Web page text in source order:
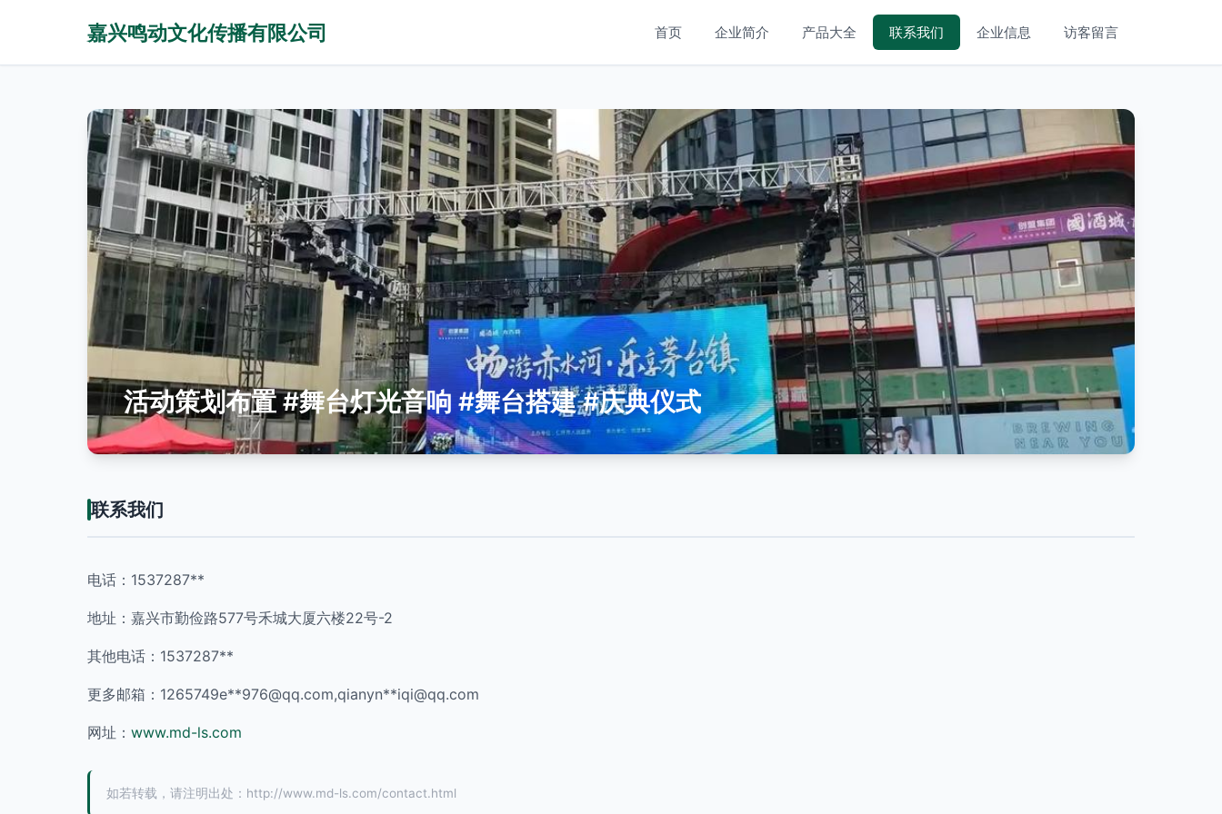
嘉兴鸣动文化传播有限公司 首页 企业简介 产品大全 联系我们 企业信息 访客留言
活动策划布置 #舞台灯光音响 #舞台搭建 #庆典仪式
联系我们
电话：1537287**
地址：嘉兴市勤俭路577号禾城大厦六楼22号-2
其他电话：1537287**
更多邮箱：1265749e**976@qq.com,qianyn**iqi@qq.com
网址： www.md-ls.com
如若转载，请注明出处：http://www.md-ls.com/contact.html